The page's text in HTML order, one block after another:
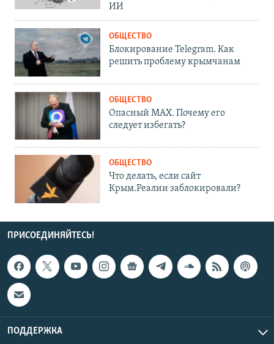
ИИ
ОБЩЕСТВО
Блокирование Telegram. Как
решить проблему крымчанам
ОБЩЕСТВО
Опасный MAX. Почему его
следует избегать?
ОБЩЕСТВО
Что делать, если сайт
Крым.Реалии заблокировали?
ПРИСОЕДИНЯЙТЕСЬ!
ПОДДЕРЖКА